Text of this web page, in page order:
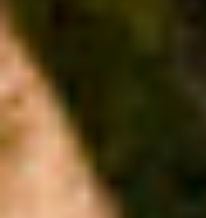
ha saputo trasmettere alla ...